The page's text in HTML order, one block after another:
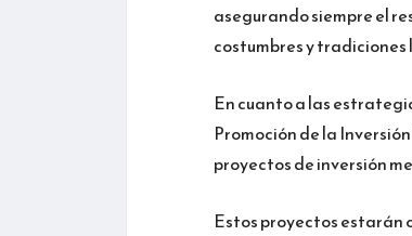
asegurando siempre el
costumbres y tradiciones
En cuanto a las
Promoción de la
proyectos de inversión
Estos proyectos estarán